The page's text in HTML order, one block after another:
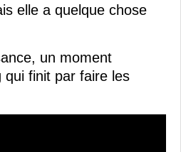
elle a quelque chose
un moment
qui finit par faire les